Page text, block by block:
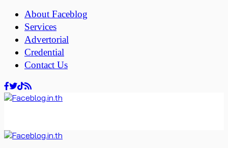
About Faceblog
Services
Advertorial
Credential
Contact Us